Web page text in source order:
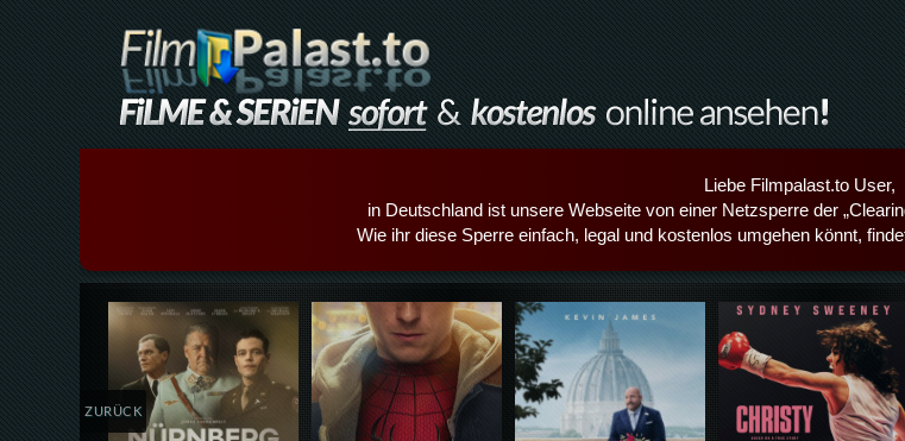
Liebe Filmpalast.to User,
in Deutschland ist unsere Webseite von einer Netzsperre der
Wie ihr diese Sperre einfach, legal und kostenlos umgehen könnt,
Details,Play Details,Play Details,Play Details,Play
ZURÜCK